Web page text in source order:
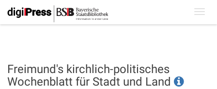
Freimund's kirchlich-politisches
Wochenblatt für Stadt und Land